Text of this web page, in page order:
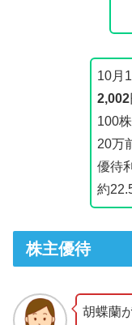
10月
2,002
100
20万
優待
約
株主優待
胡蝶蘭